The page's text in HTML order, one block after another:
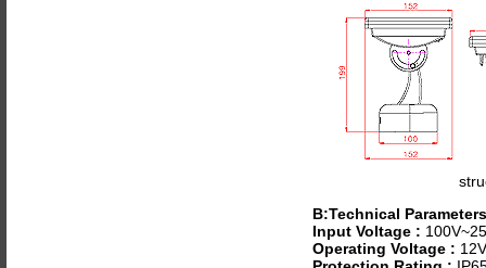
B:Technical Parameters
Input Voltage :
Operating Voltage :